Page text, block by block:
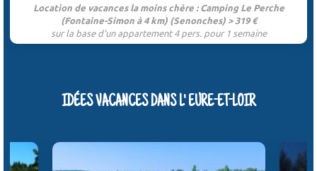
Location de vacances la moins chère : Camping Le Perche
(Fontaine-Simon à 4 km) (Senonches) > 319 €
sur la base d'un appartement 4 pers. pour 1 semaine
IDÉES VACANCES DANS L' EURE-ET-LOIR